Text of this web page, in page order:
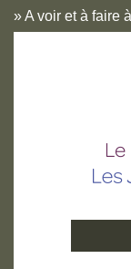
»A voir et à faire